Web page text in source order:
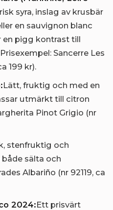
syra, inslag av krusbär
en sauvignon blanc
en pigg kontrast till
Sancerre Les
199 kr).
Lätt, fruktig och med en
utmärkt till citron
Pinot Grigio (nr
stenfruktig och
både sälta och
Albariño (nr 92119, ca
2024:Ett prisvärt